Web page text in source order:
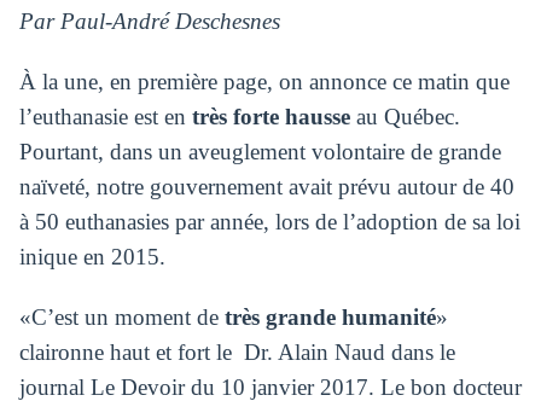
Par Paul-André Deschesnes
À la une, en première page, on annonce ce matin que
l’euthanasie est en très forte hausseau Québec.
Pourtant, dans un aveuglement volontaire de grande
naïveté, notre gouvernement avait prévu autour de 40
à 50 euthanasies par année, lors de l’adoption de sa loi
inique en 2015.
«C’est un moment de très grande humanité»
claironne haut et fort le Dr. Alain Naud dans le
journal Le Devoir du 10 janvier 2017. Le bon docteur